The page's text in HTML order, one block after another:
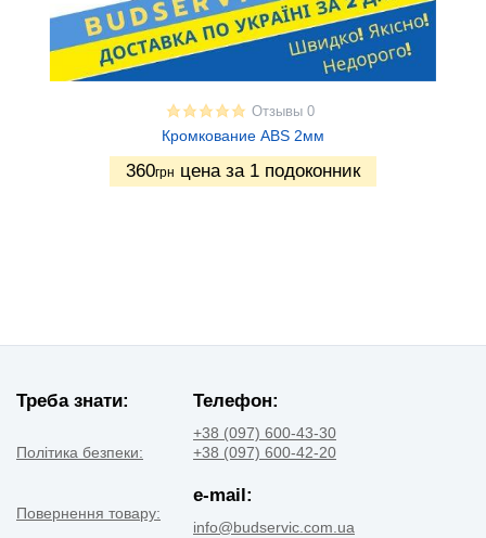
Отзывы 0
Кромкование АBS 2мм
360грн цена за 1 подоконник
Треба знати:
Політика безпеки:
Повернення товару:
Телефон:
+38 (097) 600-43-30
+38 (097) 600-42-20
e-mail:
info@budservic.com.ua